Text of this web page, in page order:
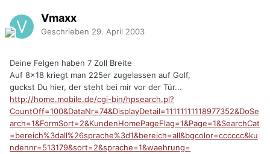
Vmaxx
Geschrieben 29. April 2003
Deine Felgen haben 7 Zoll Breite
Auf 8x18 kriegt man 225er zugelassen auf Golf,
guckst Du hier, der steht bei mir vor der Tür...
http://home.mobile.de/cgi-bin/hpsearch.pl?
CountOff=100&DataNr=74&DisplayDetail=11111111118977352&DoSe
arch=1&FormSort=2&KundenHomePageFlag=1&Page=1&SearchCat
=bereich%3dall%26sprache%3d1&bereich=all&bgcolor=cccccc&ku
ndennr=513179&sort=2&sprache=1&waehrung=